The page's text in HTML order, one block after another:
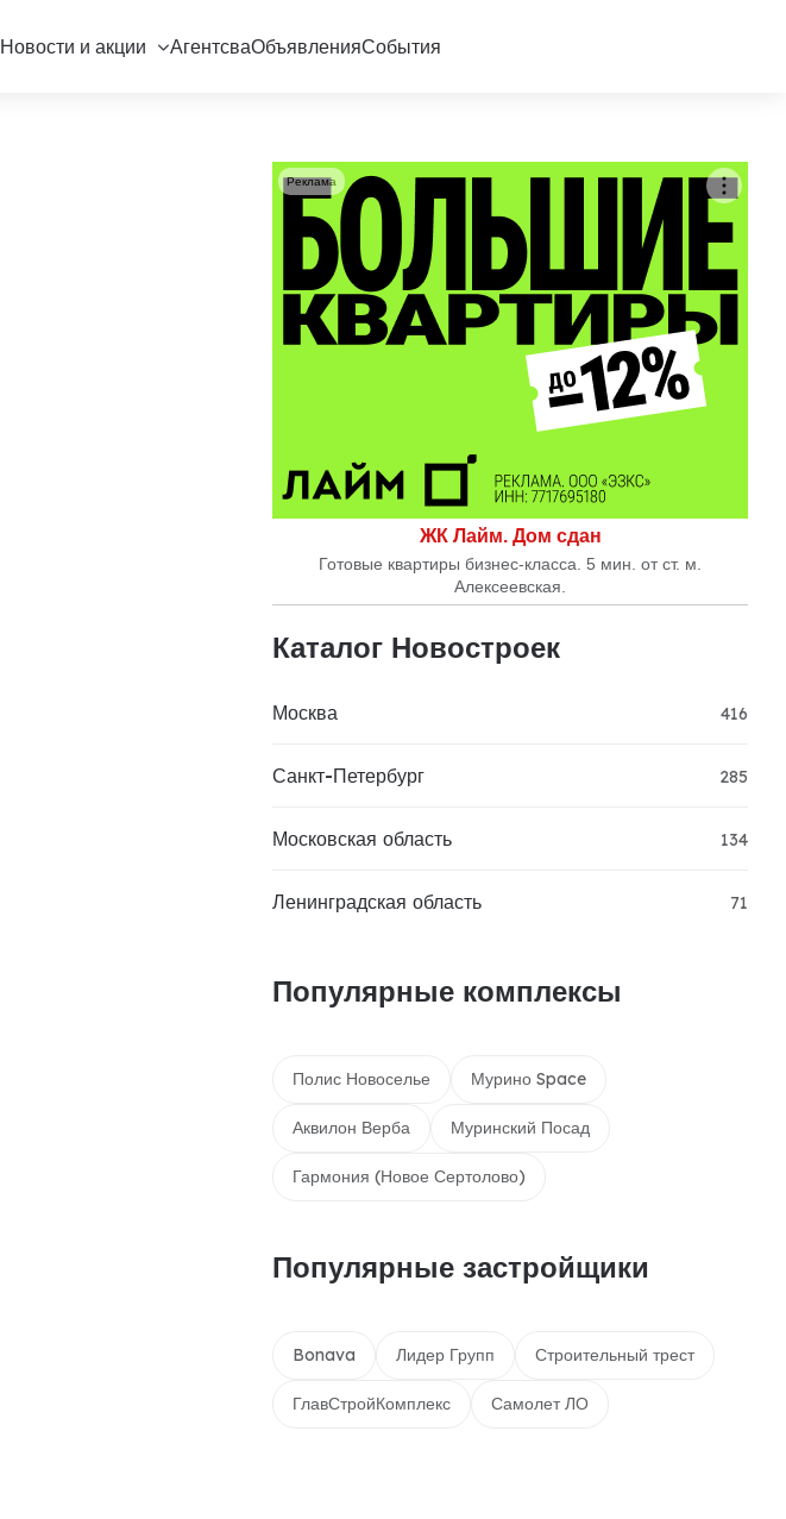
Новости и акции АгентсваОбъявленияСобытия
ЖК Лайм. Дом сдан
Готовые квартиры бизнес-класса. 5 мин. от ст. м.
Алексеевская.
Реклама
Каталог Новостроек
Москва 416
Санкт-Петербург 285
Московская область 134
Ленинградская область 71
Популярные комплексы
Полис Новоселье Мурино Space
Аквилон Верба Муринский Посад
Гармония (Новое Сертолово)
Популярные застройщики
Bonava Лидер Групп Строительный трест
ГлавСтройКомплекс Самолет ЛО